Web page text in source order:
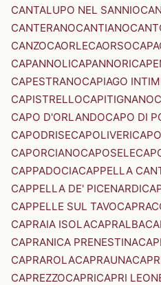
CANTALUPO NEL SANNIO
CANTERANOCANTIANO
CANZOCAORLECAORSO
CAPANNOLICAPANNORI
CAPESTRANOCAPIAGO
CAPISTRELLOCAPITIGNANO
CAPO D'ORLANDOCAPO DI
CAPODRISECAPOLIVERI
CAPORCIANOCAPOSELE
CAPPADOCIACAPPELLA
CAPPELLA DE' PICENARDI
CAPPELLE SUL TAVO
CAPRAIA ISOLACAPRALBA
CAPRANICA PRENESTINA
CAPRAROLACAPRAUNA
CAPREZZOCAPRICAPRI